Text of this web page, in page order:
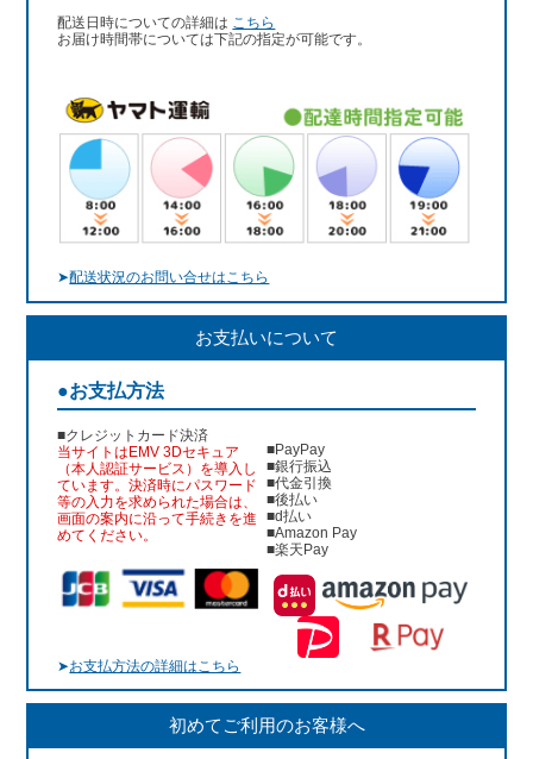
配送日時についての詳細は こちら
お届け時間帯については下記の指定が可能です。
➤配送状況のお問い合せはこちら
お支払いについて
●お支払方法
■クレジットカード決済
当サイトはEMV 3Dセキュア
（本人認証サービス）を導入し
ています。決済時にパスワード
等の入力を求められた場合は、
画面の案内に沿って手続きを進
めてください。
■PayPay
■銀行振込
■代金引換
■後払い
■d払い
■Amazon Pay
■楽天Pay
➤お支払方法の詳細はこちら
初めてご利用のお客様へ